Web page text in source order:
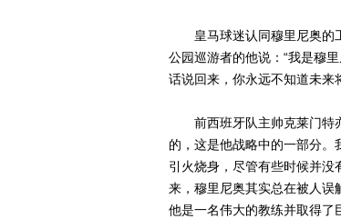
皇马球迷认同穆里尼奥的工
公园巡游者的他说：“我是穆
话说回来，你永远不知道未来
前西班牙队主帅克莱门特亦
的，这是他战略中的一部分
引火烧身，尽管有些时候并没
来，穆里尼奥其实总在被人误
他是一名伟大的教练并取得了